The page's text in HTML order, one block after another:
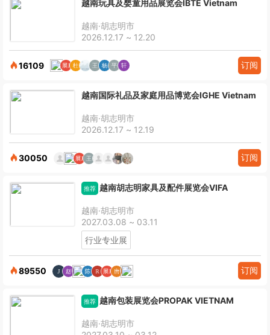
越南玩具及婴童用品展览会IBTE Vietnam
越南·胡志明市
2026.12.17 ~ 12.20
16109 订阅
越南国际礼品及家庭用品博览会IGHE Vietnam
越南·胡志明市
2026.12.17 ~ 12.19
30050 订阅
推荐 越南胡志明家具及配件展览会VIFA
越南·胡志明市
2027.03.08 ~ 03.11
行业专业展
89550 订阅
推荐 越南包装展览会PROPAK VIETNAM
越南·胡志明市